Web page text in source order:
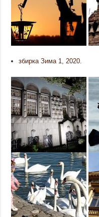
збирка Зима 1, 2020.